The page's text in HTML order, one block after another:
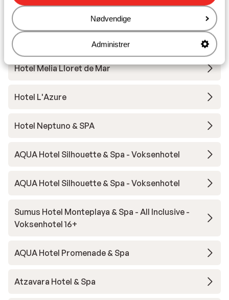
Nødvendige
Administrer
Andre overnatningssteder i Costa
Brava
Hotel Melia Lloret de Mar
Hotel L'Azure
Hotel Neptuno & SPA
AQUA Hotel Silhouette & Spa - Voksenhotel
AQUA Hotel Silhouette & Spa - Voksenhotel
Sumus Hotel Monteplaya & Spa - All Inclusive -
Voksenhotel 16+
AQUA Hotel Promenade & Spa
Atzavara Hotel & Spa